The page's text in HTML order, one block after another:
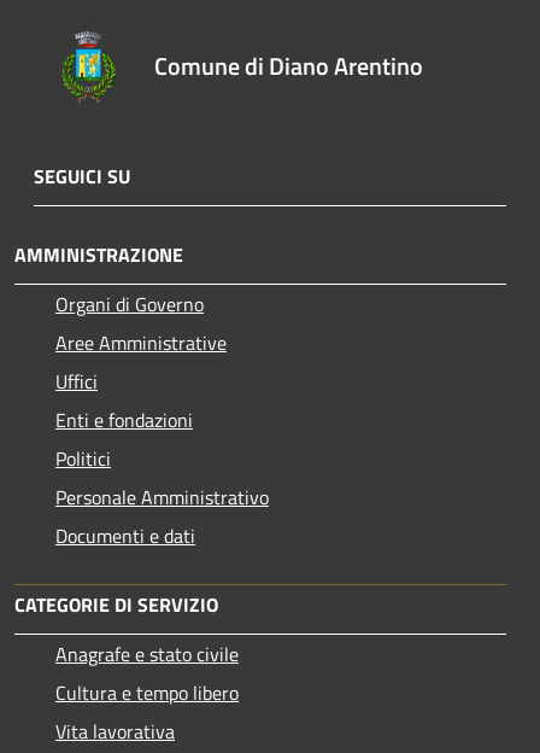
Comune di Diano Arentino
SEGUICI SU
AMMINISTRAZIONE
Organi di Governo
Aree Amministrative
Uffici
Enti e fondazioni
Politici
Personale Amministrativo
Documenti e dati
CATEGORIE DI SERVIZIO
Anagrafe e stato civile
Cultura e tempo libero
Vita lavorativa